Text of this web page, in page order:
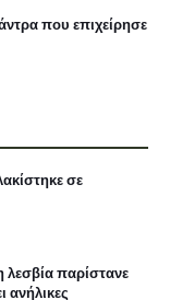
που επιχείρησε
σε
λεσβία παρίστανε
ανήλικες